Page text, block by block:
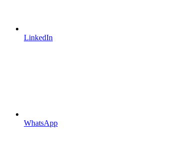
LinkedIn
WhatsApp